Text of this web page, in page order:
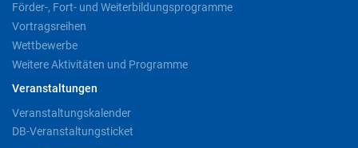
Förder-, Fort- und Weiterbildungsprogramme
Vortragsreihen
Wettbewerbe
Weitere Aktivitäten und Programme
Veranstaltungen
Veranstaltungskalender
DB-Veranstaltungsticket